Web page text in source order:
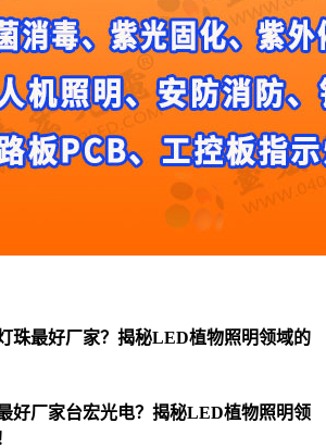
珠最好厂家？揭秘LED植物照明领域的
好厂家台宏光电？揭秘LED植物照明领